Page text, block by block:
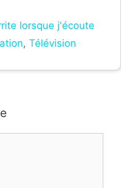
lorsque j'écoute
, Télévision